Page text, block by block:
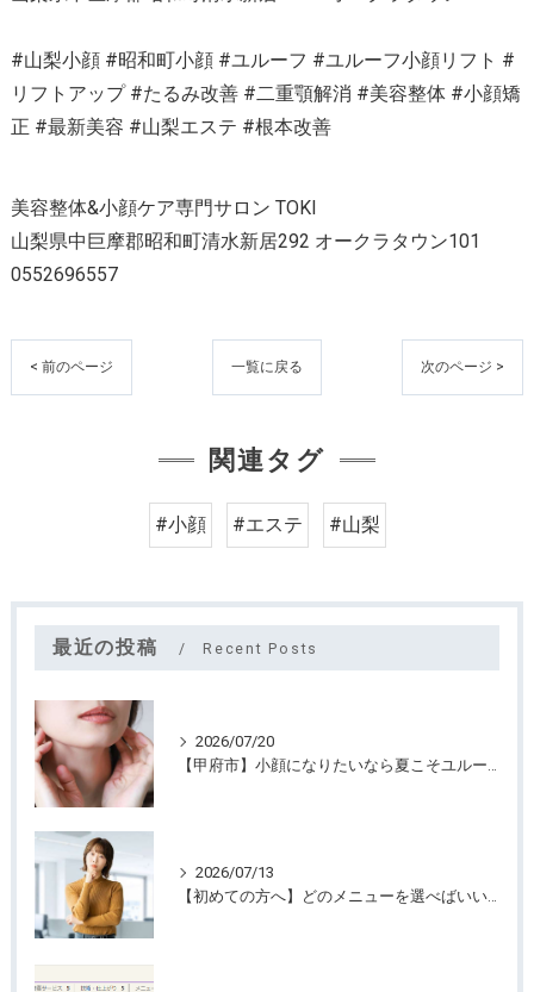
#山梨小顔 #昭和町小顔 #ユルーフ #ユルーフ小顔リフト #
リフトアップ #たるみ改善 #二重顎解消 #美容整体 #小顔矯
正 #最新美容 #山梨エステ #根本改善
美容整体&小顔ケア専門サロン TOKI
山梨県中巨摩郡昭和町清水新居292 オークラタウン101
0552696557
< 前のページ 一覧に戻る 次のページ >
関連タグ
#小顔 #エステ #山梨
最近の投稿 Recent Posts
2026/07/20
2026/07/13
【初めての方へ】どのメニューを選べばいいのか迷っていませんか？